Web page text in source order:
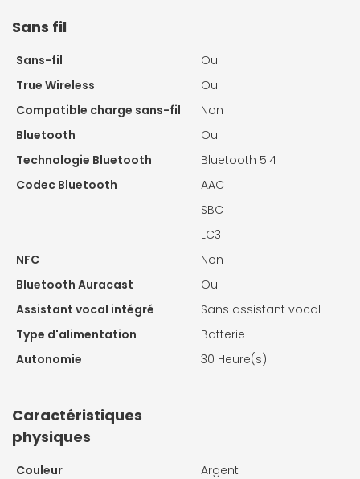
Sans fil
Sans-fil
Oui
True Wireless
Oui
Compatible charge sans-fil
Non
Bluetooth
Oui
Technologie Bluetooth
Bluetooth 5.4
Codec Bluetooth
AAC
SBC
LC3
NFC
Non
Bluetooth Auracast
Oui
Assistant vocal intégré
Sans assistant vocal
Type d'alimentation
Batterie
Autonomie
30 Heure(s)
Caractéristiques
physiques
Couleur Argent